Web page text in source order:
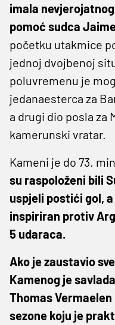
imala
pomoć sudca
početku utakmice
jednoj dvojbenoj
poluvremenu je
jedanaesterca za
a drugi dio posla za
kamerunski vratar.
Kameni je do 73.
su raspoloženi bili
uspjeli postići gol,
inspiriran protiv
5 udaraca.
Ako je zaustavio
Kamenog je
Thomas
sezone koju je